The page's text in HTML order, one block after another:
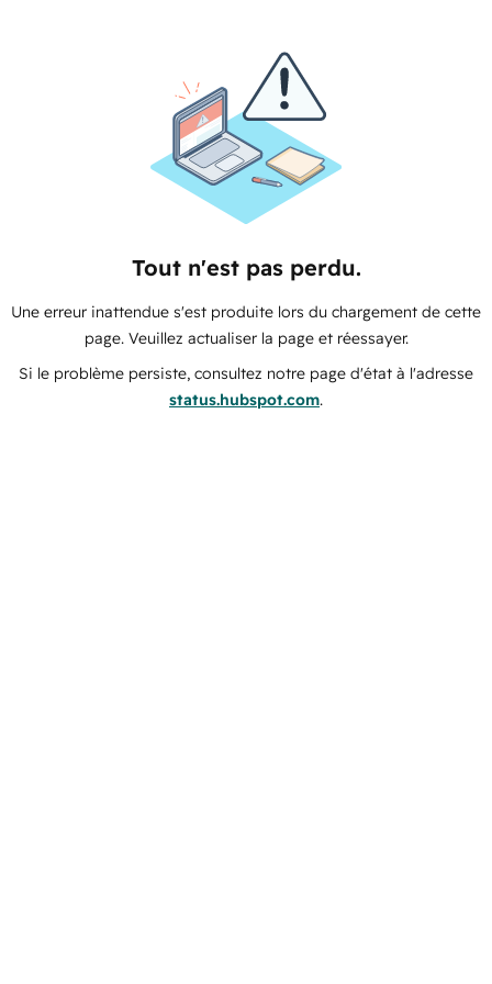
Tout n'est pas perdu.
Une erreur inattendue s'est produite lors du chargement de cette
page. Veuillez actualiser la page et réessayer.
Si le problème persiste, consultez notre page d'état à l'adresse
status.hubspot.com.